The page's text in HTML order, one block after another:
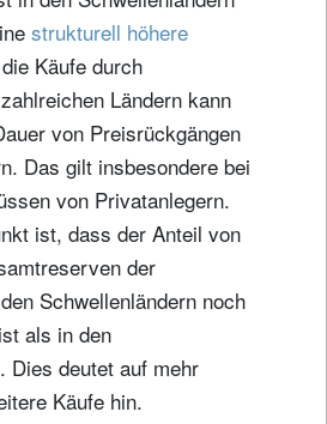
strukturell höhere
Käufe durch
Ländern kann
von Preisrückgängen
Das gilt insbesondere bei
von Privatanlegern.
ist, dass der Anteil von
der
Schwellenländern noch
als in den
Dies deutet auf mehr
Käufe hin.